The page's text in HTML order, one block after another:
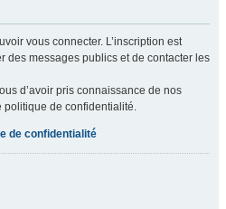
vous connecter. L’inscription est
des messages publics et de contacter les
d’avoir pris connaissance de nos
politique de confidentialité.
de confidentialité